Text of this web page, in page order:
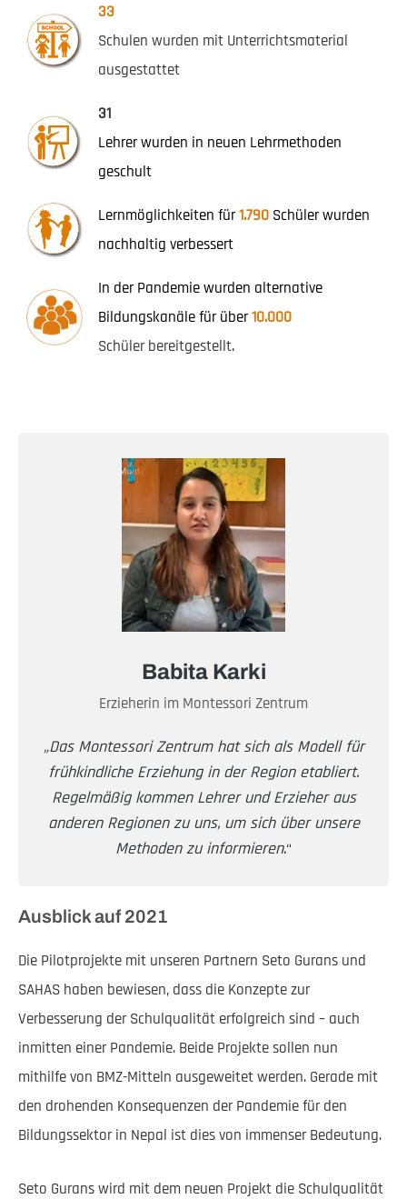
33
Schulen wurden mit Unterrichtsmaterial
ausgestattet
31
Lehrer wurden in neuen Lehrmethoden
geschult
Lernmöglichkeiten für1.790 Schüler wurden
nachhaltig verbessert
In der Pandemie wurden alternative
Bildungskanäle für über10.000
Schüler bereitgestellt.
Babita Karki
Erzieherin im Montessori Zentrum
„Das Montessori Zentrum hat sich als Modell für
frühkindliche Erziehung in der Region etabliert.
Regelmäßig kommen Lehrer und Erzieher aus
anderen Regionen zu uns, um sich über unsere
Methoden zu informieren.“
Ausblick auf 2021
Die Pilotprojekte mit unseren Partnern Seto Gurans und
SAHAS haben bewiesen, dass die Konzepte zur
Verbesserung der Schulqualität erfolgreich sind – auch
inmitten einer Pandemie. Beide Projekte sollen nun
mithilfe von BMZ-Mitteln ausgeweitet werden. Gerade mit
den drohenden Konsequenzen der Pandemie für den
Bildungssektor in Nepal ist dies von immenser Bedeutung.
Seto Gurans wird mit dem neuen Projekt die Schulqualität